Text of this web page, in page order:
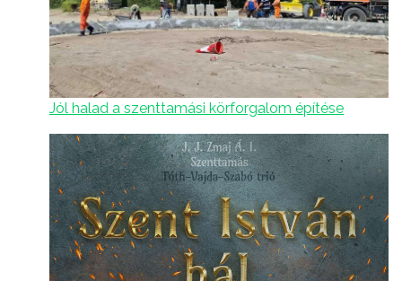
Jól halad a szenttamási körforgalom építése